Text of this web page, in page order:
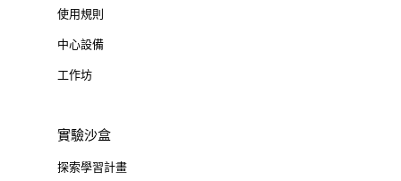
使用規則
中心設備
工作坊
實驗沙盒
探索學習計畫